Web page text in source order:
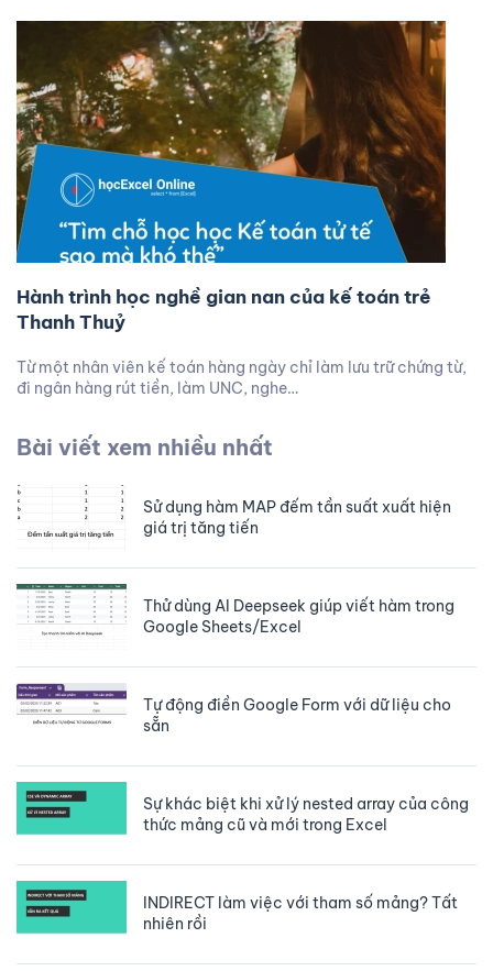
Hành trình học nghề gian nan của kế toán trẻ
Thanh Thuỷ
Từ một nhân viên kế toán hàng ngày chỉ làm lưu trữ chứng từ,
đi ngân hàng rút tiền, làm UNC, nghe…
Bài viết xem nhiều nhất
Sử dụng hàm MAP đếm tần suất xuất hiện
giá trị tăng tiến
Thử dùng AI Deepseek giúp viết hàm trong
Google Sheets/Excel
Tự động điền Google Form với dữ liệu cho
sẵn
Sự khác biệt khi xử lý nested array của công
thức mảng cũ và mới trong Excel
INDIRECT làm việc với tham số mảng? Tất
nhiên rồi